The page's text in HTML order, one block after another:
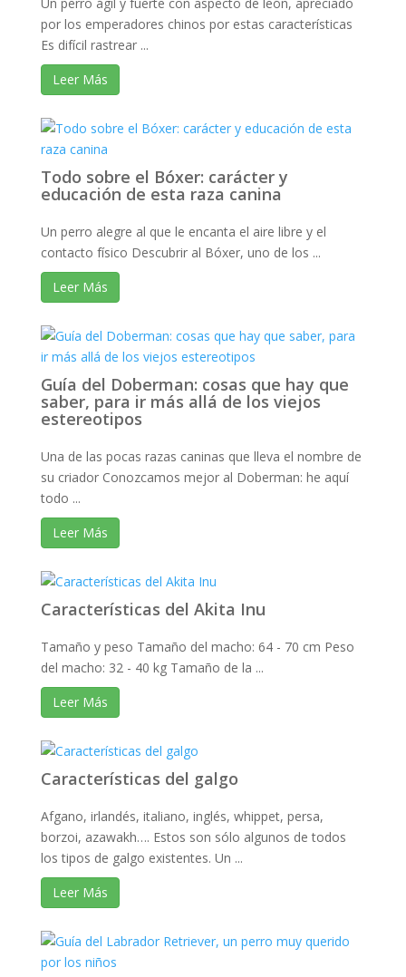
por los emperadores chinos por estas características
Es difícil rastrear ...
Leer Más
Todo sobre el Bóxer: carácter y
educación de esta raza canina
Un perro alegre al que le encanta el aire libre y el
contacto físico Descubrir al Bóxer, uno de los ...
Leer Más
Guía del Doberman: cosas que hay que
saber, para ir más allá de los viejos
estereotipos
Una de las pocas razas caninas que lleva el nombre de
su criador Conozcamos mejor al Doberman: he aquí
todo ...
Leer Más
Características del Akita Inu
Tamaño y peso Tamaño del macho: 64 - 70 cm Peso
del macho: 32 - 40 kg Tamaño de la ...
Leer Más
Características del galgo
Afgano, irlandés, italiano, inglés, whippet, persa,
borzoi, azawakh…. Estos son sólo algunos de todos
los tipos de galgo existentes. Un ...
Leer Más